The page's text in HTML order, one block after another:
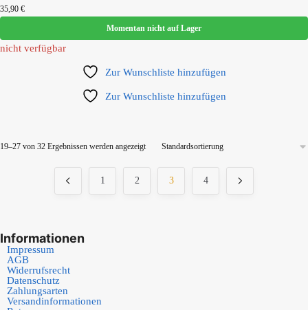
35,90 €
Momentan nicht auf Lager
nicht verfügbar
Zur Wunschliste hinzufügen
Zur Wunschliste hinzufügen
19–27 von 32 Ergebnissen werden angezeigt
1 2 3 4
Informationen
Impressum
AGB
Widerrufsrecht
Datenschutz
Zahlungsarten
Versandinformationen